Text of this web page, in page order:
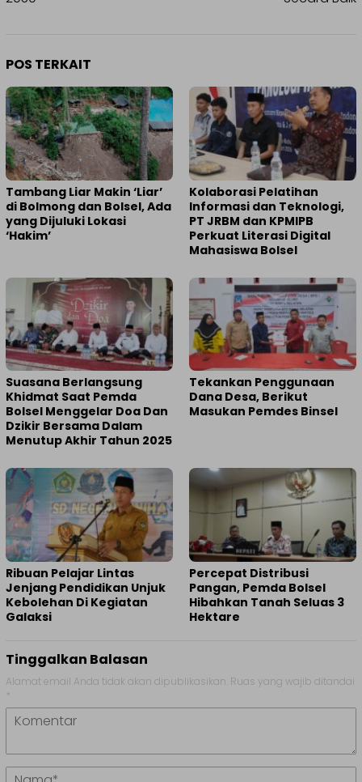
POS TERKAIT
Tambang Liar Makin ‘Liar’
di Bolmong dan Bolsel, Ada
yang Dijuluki Lokasi
‘Hakim’
Kolaborasi Pelatihan
Informasi dan Teknologi,
PT JRBM dan KPMIPB
Perkuat Literasi Digital
Mahasiswa Bolsel
Suasana Berlangsung
Khidmat Saat Pemda
Bolsel Menggelar Doa Dan
Dzikir Bersama Dalam
Menutup Akhir Tahun 2025
Tekankan Penggunaan
Dana Desa, Berikut
Masukan Pemdes Binsel
Ribuan Pelajar Lintas
Jenjang Pendidikan Unjuk
Kebolehan Di Kegiatan
Galaksi
Percepat Distribusi
Pangan, Pemda Bolsel
Hibahkan Tanah Seluas 3
Hektare
Tinggalkan Balasan
Alamat email Anda tidak akan dipublikasikan. Ruas yang wajib ditandai
*